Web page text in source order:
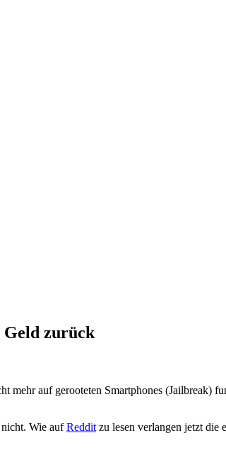
Geld zurück
auf gerooteten Smartphones (Jailbreak)
nicht. Wie aufReddit zu lesen verlangen jetzt die